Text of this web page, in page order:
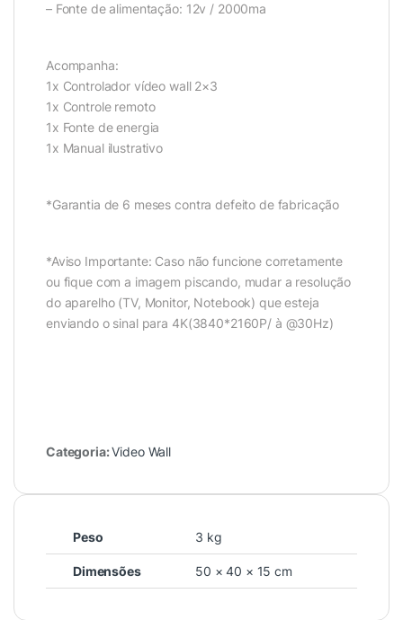
– Fonte de alimentação: 12v / 2000ma
Acompanha:
1x Controlador vídeo wall 2×3
1x Controle remoto
1x Fonte de energia
1x Manual ilustrativo
*Garantia de 6 meses contra defeito de fabricação
*Aviso Importante: Caso não funcione corretamente
ou fique com a imagem piscando, mudar a resolução
do aparelho (TV, Monitor, Notebook) que esteja
enviando o sinal para 4K(3840*2160P/ à @30Hz)
Categoria:Video Wall
Peso 3 kg
Dimensões 50 × 40 × 15 cm